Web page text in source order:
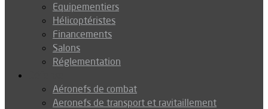
Equipementiers
Hélicoptéristes
Financements
Salons
Réglementation
Aéronefs de combat
Aeronefs de transport et ravitaillement